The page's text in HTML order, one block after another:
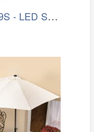
Globo 21029S - LED Stm. nab. dot.…